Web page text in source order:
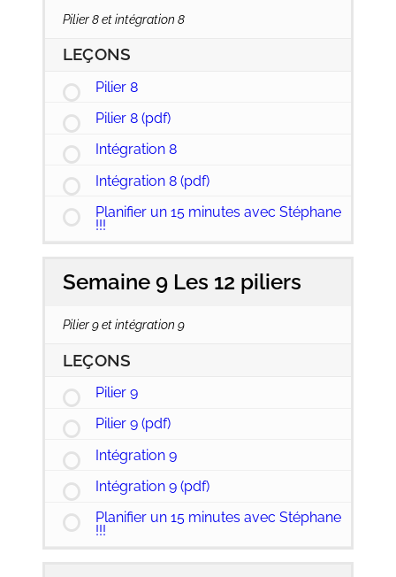
Pilier 8 et intégration 8
LEÇONS
Pilier 8
Pilier 8 (pdf)
Intégration 8
Intégration 8 (pdf)
Planifier un 15 minutes avec Stéphane
!!!
Semaine 9 Les 12 piliers
Pilier 9 et intégration 9
LEÇONS
Pilier 9
Pilier 9 (pdf)
Intégration 9
Intégration 9 (pdf)
Planifier un 15 minutes avec Stéphane
!!!